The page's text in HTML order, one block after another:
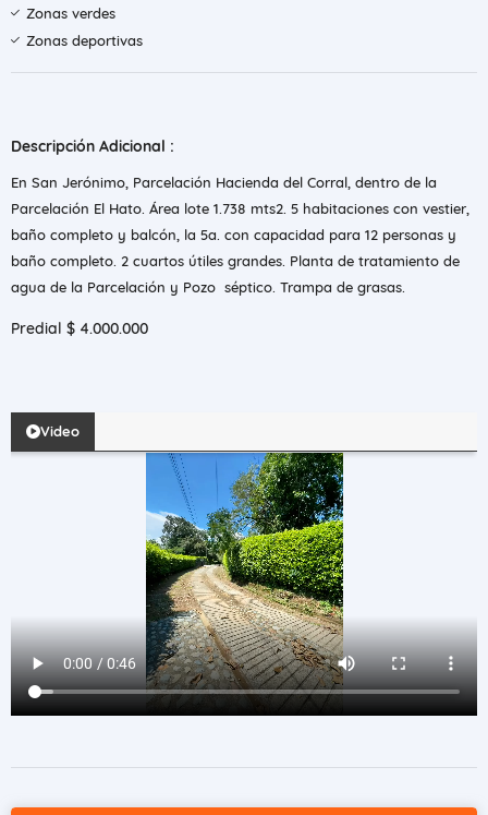
Zonas verdes
Zonas deportivas
Descripción Adicional :
En San Jerónimo, Parcelación Hacienda del Corral, dentro de la
Parcelación El Hato. Área lote 1.738 mts2. 5 habitaciones con vestier,
baño completo y balcón, la 5a. con capacidad para 12 personas y
baño completo. 2 cuartos útiles grandes. Planta de tratamiento de
agua de la Parcelación y Pozo séptico. Trampa de grasas.
Predial $ 4.000.000
Video